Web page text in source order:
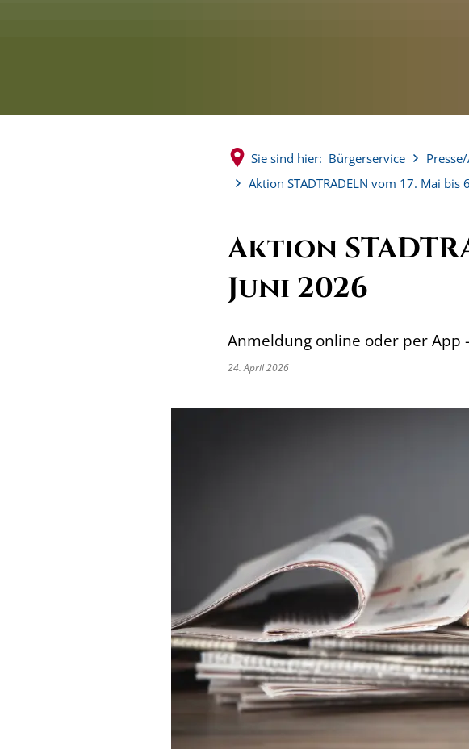
Sie sind hier: Bürgerservice
Aktion STADTRADELN vom 17. Mai bis
Aktion
Juni 2026
Anmeldung online oder per App
24. April 2026